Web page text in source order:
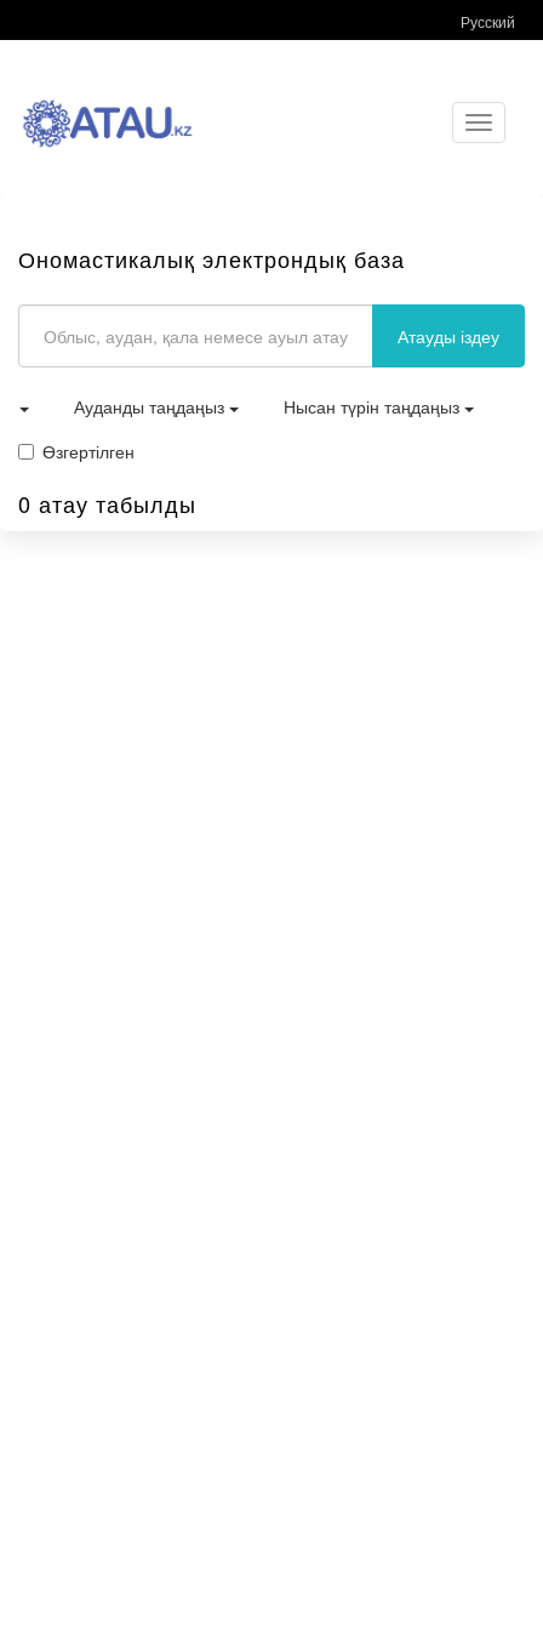
Русский
Toggle
Ономастикалық электрондық база
Атауды іздеу
Ауданды таңдаңыз
Нысан түрін таңдаңыз
Өзгертілген
0 атау табылды